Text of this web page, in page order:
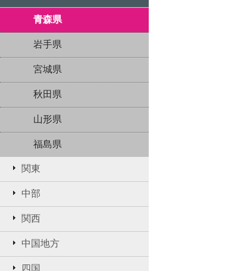
青森県
岩手県
宮城県
秋田県
山形県
福島県
関東
中部
関西
中国地方
四国